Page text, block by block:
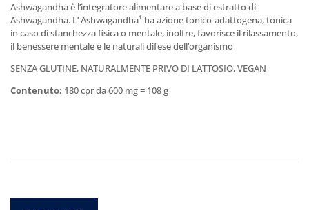
Ashwagandha è l’integratore alimentare a base di estratto di
Ashwagandha. L’ Ashwagandha1 ha azione tonico-adattogena, tonica
in caso di stanchezza fisica o mentale, inoltre, favorisce il rilassamento,
il benessere mentale e le naturali difese dell’organismo
SENZA GLUTINE, NATURALMENTE PRIVO DI LATTOSIO, VEGAN
Contenuto: 180 cpr da 600 mg = 108 g